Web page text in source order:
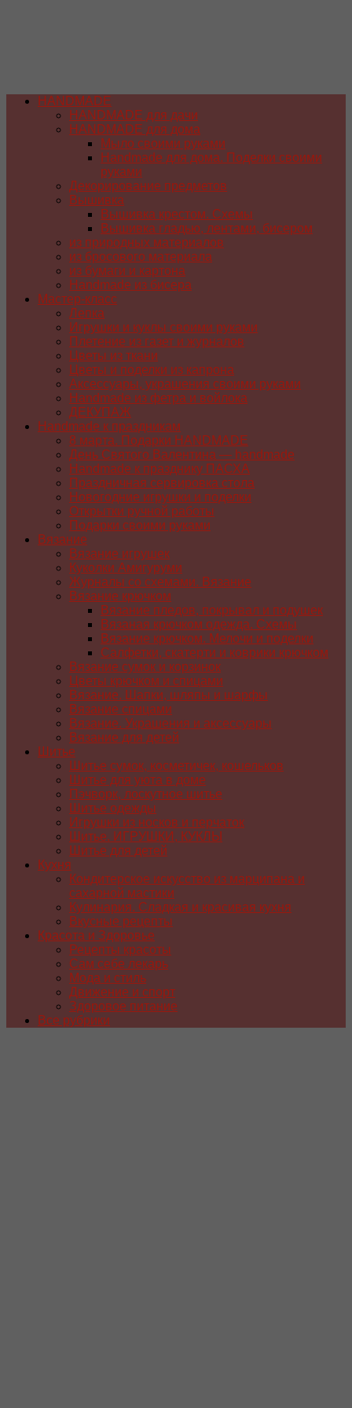
HANDMADE
HANDMADE для дачи
HANDMADE для дома
Мыло своими руками
Handmade для дома. Поделки своими
руками
Декорирование предметов
Вышивка
Вышивка крестом. Схемы
Вышивка гладью, лентами, бисером
из природных материалов
из бросового материала
из бумаги и картона
Handmade из бисера
Мастер-класс
Лепка
Игрушки и куклы своими руками
Плетение из газет и журналов
Цветы из ткани
Цветы и поделки из капрона
Аксессуары, украшения своими руками
Handmade из фетра и войлока
ДЕКУПАЖ
Handmade к праздникам
8 марта. Подарки HANDMADE
День Святого Валентина — handmade
Handmade к празднику ПАСХA
Праздничная сервировка стола
Новогодние игрушки и поделки
Открытки ручной работы
Подарки своими руками
Вязание
Вязание игрушек
Куколки Амигуруми
Журналы со схемами. Вязание
Вязание крючком
Вязание пледов, покрывал и подушек
Вязаная крючком одежда. Схемы
Вязание крючком. Мелочи и поделки
Салфетки, скатерти и коврики крючком
Вязание сумок и корзинок
Цветы крючком и спицами
Вязание. Шапки, шляпы и шарфы
Вязание спицами
Вязание. Украшения и аксессуары
Вязание для детей
Шитье
Шитье сумок, косметичек, кошельков
Шитье для уюта в доме
Пэчворк, лоскутное шитье
Шитье одежды
Игрушки из носков и перчаток
Шитье. ИГРУШКИ, КУКЛЫ
Шитье для детей
Кухня
Кондитерское искусство из марципана и
сахарной мастики
Кулинария. Сладкая и красивая кухня
Вкусные рецепты
Красота и Здоровье
Рецепты красоты
Сам себе лекарь
Мода и стиль
Движение и спорт
Здоровое питание
Все рубрики